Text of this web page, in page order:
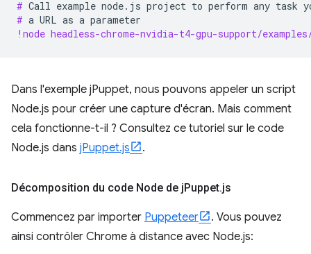
# Call example node.js project to perform any task
# a URL as a
!node headless-chrome-nvidia-t4-gpu-support/
Dans l'exemple jPuppet, nous pouvons appeler un script
Node.js pour créer une capture d'écran. Mais comment
cela fonctionne-t-il ? Consultez ce tutoriel sur le code
Node.js dans jPuppet.js .
Décomposition du code Node de jPuppet.js
Commencez par importer Puppeteer
. Vous pouvez
ainsi contrôler Chrome à distance avec Node.js: